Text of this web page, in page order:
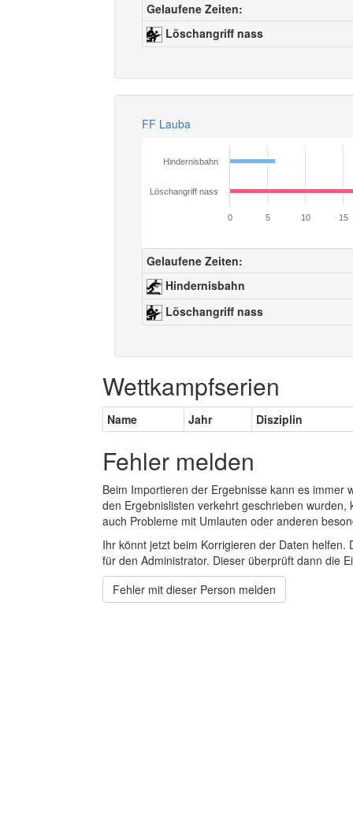
Gelaufene Zeiten:
Löschangriff nass
FF Lauba
Hindernisbahn
Löschangriff nass
0 5 10 15
Gelaufene Zeiten:
Hindernisbahn
Löschangriff nass
Wettkampfserien
Name Jahr Disziplin
Fehler melden
Beim Importieren der Ergebnisse kann es
den Ergebnislisten verkehrt geschrieben
auch Probleme mit Umlauten oder anderen
Ihr könnt jetzt beim Korrigieren der Daten
für den Administrator. Dieser überprüft dann die
Fehler mit dieser Person melden